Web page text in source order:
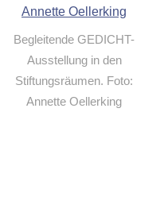
Begleitende GEDICHT-
Ausstellung in den
Stiftungsräumen. Foto:
Annette Oellerking